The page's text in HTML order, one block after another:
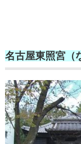
名古屋東照宮（